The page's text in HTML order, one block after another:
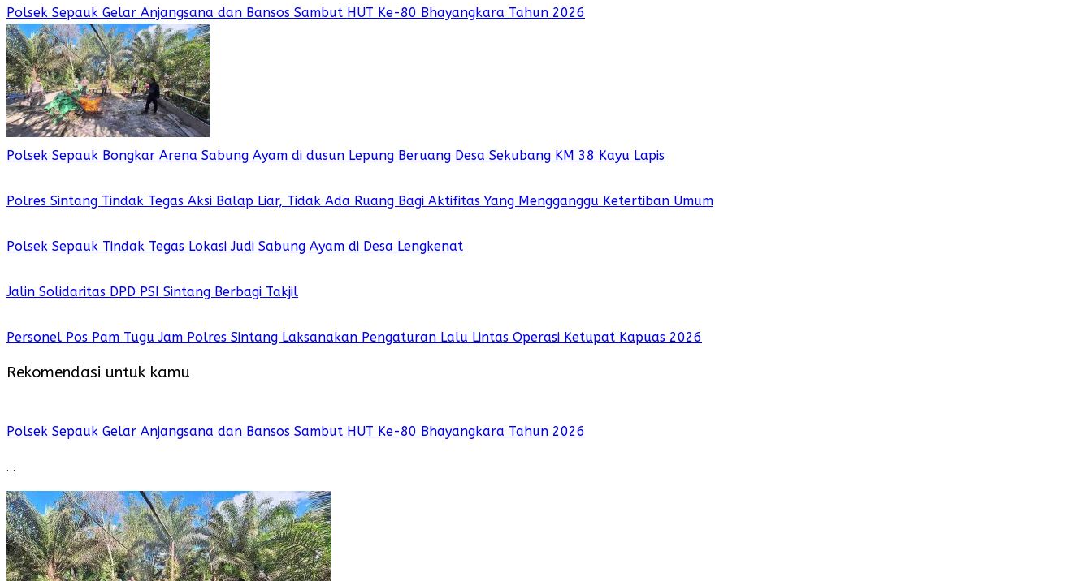
Polsek Sepauk Gelar Anjangsana dan Bansos Sambut HUT Ke-80 Bhayangkara Tahun 2026
Polsek Sepauk Bongkar Arena Sabung Ayam di dusun Lepung Beruang Desa Sekubang KM 38 Kayu Lapis
Polres Sintang Tindak Tegas Aksi Balap Liar, Tidak Ada Ruang Bagi Aktifitas Yang Mengganggu Ketertiban Umum
Polsek Sepauk Tindak Tegas Lokasi Judi Sabung Ayam di Desa Lengkenat
Jalin Solidaritas DPD PSI Sintang Berbagi Takjil
Personel Pos Pam Tugu Jam Polres Sintang Laksanakan Pengaturan Lalu Lintas Operasi Ketupat Kapuas 2026
Rekomendasi untuk kamu
Polsek Sepauk Gelar Anjangsana dan Bansos Sambut HUT Ke-80 Bhayangkara Tahun 2026
…